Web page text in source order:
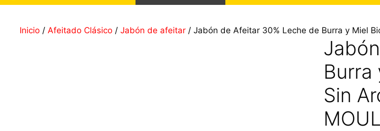
Inicio / Afeitado Clásico / Jabón de afeitar / Jabón de Afeitar 30% Leche de Burra y Miel
Burra
Sin